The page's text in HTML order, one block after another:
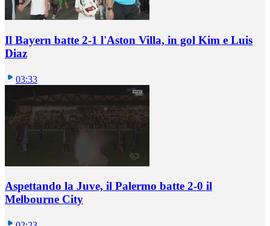
Il Bayern batte 2-1 l'Aston Villa, in gol Kim e Luis
Diaz
03:33
Aspettando la Juve, il Palermo batte 2-0 il
Melbourne City